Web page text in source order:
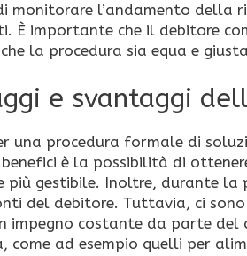
monitorare l’andamento della
È importante che il debitore
la procedura sia equa e
e svantaggi
una procedura formale di
è la possibilità di
più gestibile. Inoltre, durante la
del debitore. Tuttavia, ci
impegno costante da parte
come ad esempio quelli per